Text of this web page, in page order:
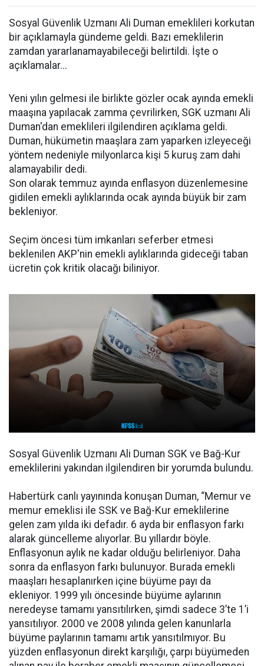
Sosyal Güvenlik Uzmanı Ali Duman emeklileri korkutan
bir açıklamayla gündeme geldi. Bazı emeklilerin
zamdan yararlanamayabileceği belirtildi. İşte o
açıklamalar...
Yeni yılın gelmesi ile birlikte gözler ocak ayında emekli
maaşına yapılacak zamma çevrilirken, SGK uzmanı Ali
Duman'dan emeklileri ilgilendiren açıklama geldi.
Duman, hükümetin maaşlara zam yaparken izleyeceği
yöntem nedeniyle milyonlarca kişi 5 kuruş zam dahi
alamayabilir dedi.
Son olarak temmuz ayında enflasyon düzenlemesine
gidilen emekli aylıklarında ocak ayında büyük bir zam
bekleniyor.
Seçim öncesi tüm imkanları seferber etmesi
beklenilen AKP'nin emekli aylıklarında gideceği taban
ücretin çok kritik olacağı biliniyor.
Sosyal Güvenlik Uzmanı Ali Duman SGK ve Bağ-Kur
emeklilerini yakından ilgilendiren bir yorumda bulundu.
Habertürk canlı yayınında konuşan Duman, “Memur ve
memur emeklisi ile SSK ve Bağ-Kur emeklilerine
gelen zam yılda iki defadır. 6 ayda bir enflasyon farkı
alarak güncelleme alıyorlar. Bu yıllardır böyle.
Enflasyonun aylık ne kadar olduğu belirleniyor. Daha
sonra da enflasyon farkı bulunuyor. Burada emekli
maaşları hesaplanırken içine büyüme payı da
ekleniyor. 1999 yılı öncesinde büyüme aylarının
neredeyse tamamı yansıtılırken, şimdi sadece 3’te 1’i
yansıtılıyor. 2000 ve 2008 yılında gelen kanunlarla
büyüme paylarının tamamı artık yansıtılmıyor. Bu
yüzden enflasyonun direkt karşılığı, çarpı büyümeden